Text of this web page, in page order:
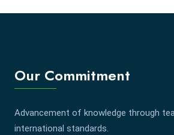
Our Commitment
Advancement of knowledge through
international standards.